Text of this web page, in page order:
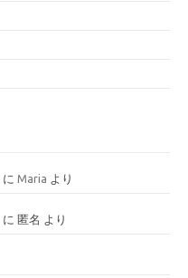
に Maria より
に 匿名 より